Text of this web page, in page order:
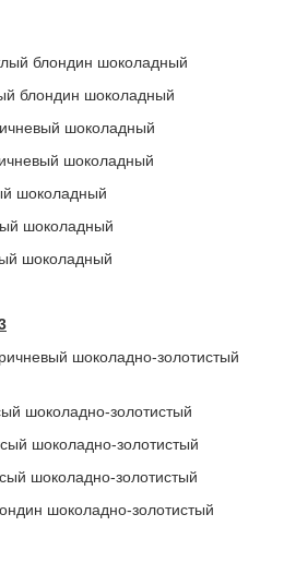
блондин шоколадный
блондин шоколадный
шоколадный
шоколадный
шоколадный
шоколадный
шоколадный
шоколадно-золотистый
шоколадно-золотистый
шоколадно-золотистый
шоколадно-золотистый
шоколадно-золотистый